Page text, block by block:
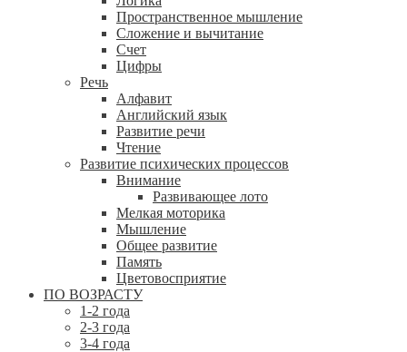
Пространственное мышление
Сложение и вычитание
Счет
Цифры
Речь
Алфавит
Английский язык
Развитие речи
Чтение
Развитие психических процессов
Внимание
Развивающее лото
Мелкая моторика
Мышление
Общее развитие
Память
Цветовосприятие
ПО ВОЗРАСТУ
1-2 года
2-3 года
3-4 года